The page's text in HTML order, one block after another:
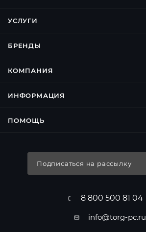
УСЛУГИ
БРЕНДЫ
КОМПАНИЯ
ИНФОРМАЦИЯ
ПОМОЩЬ
Подписаться на рассылку
8 800 500 81 04
info@torg-pc.ru